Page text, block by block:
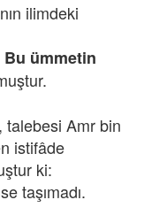
ilimdeki
ümmetin
talebesi Amr bin
istifâde
ki:
taşımadı.